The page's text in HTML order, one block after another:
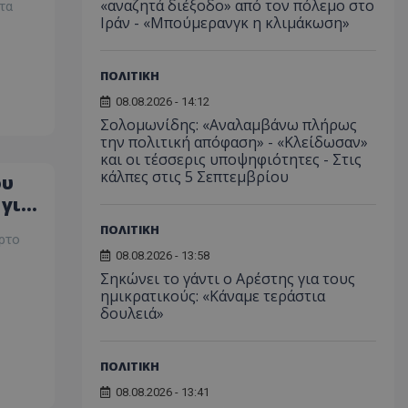
«αναζητά διέξοδο» από τον πόλεμο στο
Ιράν - «Μπούμερανγκ η κλιμάκωση»
ΠΟΛΙΤΙΚΗ
08.08.2026 - 14:12
Σολομωνίδης: «Αναλαμβάνω πλήρως
την πολιτική απόφαση» - «Κλείδωσαν»
και οι τέσσερις υποψηφιότητες - Στις
κάλπες στις 5 Σεπτεμβρίου
ΠΟΛΙΤΙΚΗ
08.08.2026 - 13:58
Σηκώνει το γάντι ο Αρέστης για τους
ημικρατικούς: «Κάναμε τεράστια
δουλειά»
ΠΟΛΙΤΙΚΗ
08.08.2026 - 13:41
για την
με την
δεδομένα
του